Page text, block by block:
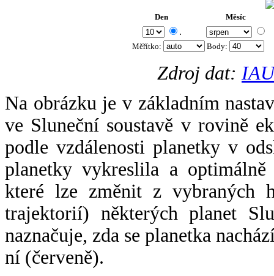
Den Měsíc
.
Měřítko: Body:
Zdroj dat:
Na obrázku je v základním
ve Sluneční soustavě v rovině
podle vzdálenosti planetky v
planetky vykreslila a
které lze změnit z vybraných
trajektorií) některých planet
naznačuje, zda se planetka
ní (červeně).